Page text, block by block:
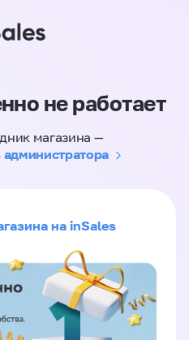
не работает
магазина —
администратора
на inSales